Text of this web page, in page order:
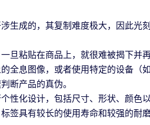
生成的，其复制难度极大，因此光
旦粘贴在商品上，就很难被揭下并
全息图像，或者使用特定的设备（
断产品的真伪。
性化设计，包括尺寸、形状、颜色
签具有较长的使用寿命和较强的耐